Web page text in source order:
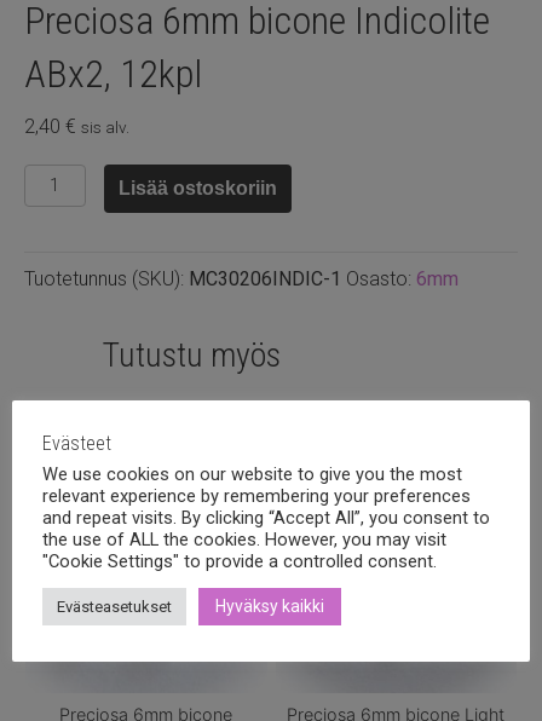
Preciosa 6mm bicone Indicolite
ABx2, 12kpl
2,40 € sis alv.
Preciosa
6mm
ABx2,
Lisää ostoskoriin
Tuotetunnus (SKU): MC30206INDIC-1 Osasto: 6mm
Tutustu myös
Preciosa 6mm bicone
Preciosa 6mm bicone Light
Evästeet
We use cookies on our website to give you the most
relevant experience by remembering your preferences
and repeat visits. By clicking “Accept All”, you consent to
the use of ALL the cookies. However, you may visit
"Cookie Settings" to provide a controlled consent.
Evästeasetukset Hyväksy kaikki